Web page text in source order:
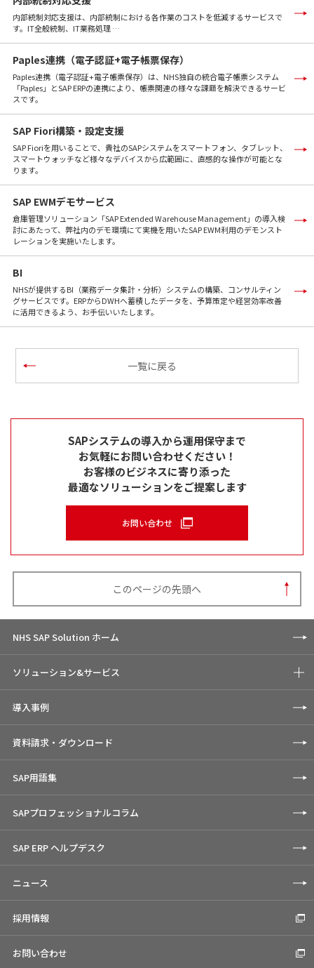
内部統制対応支援は、内部統制における各作業のコストを低減するサービスで
す。IT全般統制、IT業務処理 …
Paples連携（電子認証+電子帳票保存）
Paples連携（電子認証+電子帳票保存）は、NHS独自の統合電子帳票システム
「Paples」とSAP ERPの連携により、帳票関連の様々な課題を解決できるサービ
スです。
SAP Fiori構築・設定支援
SAP Fioriを用いることで、貴社のSAPシステムをスマートフォン、タブレット、
スマートウォッチなど様々なデバイスから広範囲に、直感的な操作が可能とな
ります。
SAP EWMデモサービス
倉庫管理ソリューション「SAP Extended Warehouse Management」の導入検
討にあたって、弊社内のデモ環境にて実機を用いたSAP EWM利用のデモンスト
レーションを実施いたします。
BI
NHSが提供するBI（業務データ集計・分析）システムの構築、コンサルティン
グサービスです。ERPからDWHへ蓄積したデータを、予算策定や経営効率改善
に活用できるよう、お手伝いいたします。
一覧に戻る
SAPシステムの導入から運用保守まで
お気軽にお問い合わせください！
お客様のビジネスに寄り添った
最適なソリューションをご提案します
お問い合わせ
このページの先頭へ
NHS SAP Solution ホーム
ソリューション&サービス
導入事例
資料請求・ダウンロード
SAP用語集
SAPプロフェッショナルコラム
SAP ERP ヘルプデスク
ニュース
採用情報
お問い合わせ